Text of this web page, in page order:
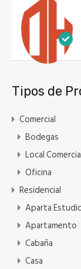
Tipos de
Comercial
Bodegas
Local
Oficina
Residencial
Aparta
Apartamento
Cabaña
Casa